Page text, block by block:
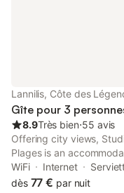
Lannilis, Côte des
Gîte pour 3
8.9Très bien⋅55 avis
Offering city views,
Plages is an
National Botanical
Castle.
WiFi Internet
dès 77 € par nuit